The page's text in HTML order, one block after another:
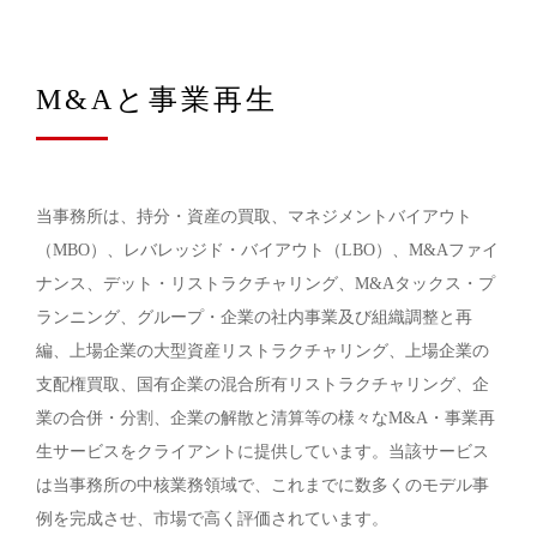
M&Aと事業再生
当事務所は、持分・資産の買取、マネジメントバイアウト
（MBO）、レバレッジド・バイアウト（LBO）、M&Aファイ
ナンス、デット・リストラクチャリング、M&Aタックス・プ
ランニング、グループ・企業の社内事業及び組織調整と再
編、上場企業の大型資産リストラクチャリング、上場企業の
支配権買取、国有企業の混合所有リストラクチャリング、企
業の合併・分割、企業の解散と清算等の様々なM&A・事業再
生サービスをクライアントに提供しています。当該サービス
は当事務所の中核業務領域で、これまでに数多くのモデル事
例を完成させ、市場で高く評価されています。